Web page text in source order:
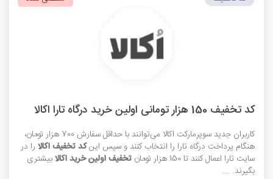
کد تخفیف 150 هزار تومانی اولین خرید درگاه تارا اکالا
کاربران جدید سوپرمارکت اکالا می‌توانند با حداقل سفارش 700 هزار تومان،
هنگام پرداخت درگاه تارا را انتخاب کنند و سپس اینکد تخفیف اکالا را در
سایت تارا اعمال کنند تا 150 هزار تومان
تخفیف اولین خرید اکالابیشتری
بگیرند. ...